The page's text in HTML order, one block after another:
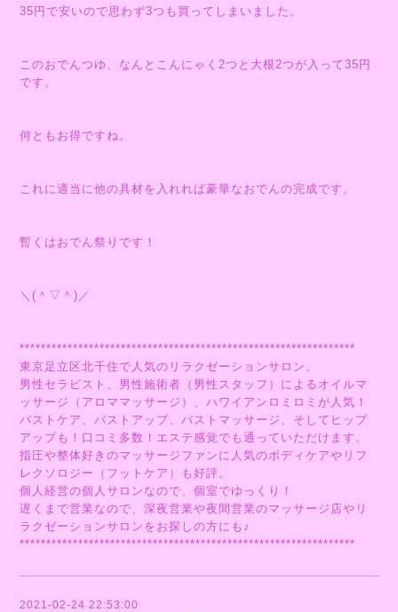
35円で安いので思わず3つも買ってしまいました。
このおでんつゆ、なんとこんにゃく2つと大根2つが入って35円
です。
何ともお得ですね。
これに適当に他の具材を入れれば豪華なおでんの完成です。
暫くはおでん祭りです！
＼(＾▽＾)／
***************************************************************
東京足立区北千住で人気のリラクゼーションサロン。
男性セラピスト、男性施術者（男性スタッフ）によるオイルマ
ッサージ（アロママッサージ）、ハワイアンロミロミが人気！
バストケア、バストアップ、バストマッサージ、そしてヒップ
アップも！口コミ多数！エステ感覚でも通っていただけます。
指圧や整体好きのマッサージファンに人気のボディケアやリフ
レクソロジー（フットケア）も好評。
個人経営の個人サロンなので、個室でゆっくり！
遅くまで営業なので、深夜営業や夜間営業のマッサージ店やリ
ラクゼーションサロンをお探しの方にも♪
***************************************************************
2021-02-24 22:53:00